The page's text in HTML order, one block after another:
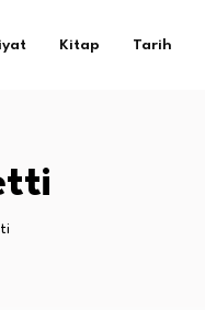
Kitap Tarih